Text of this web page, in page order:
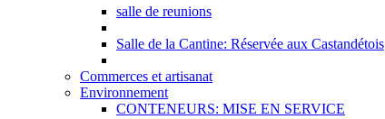
salle de reunions
Salle de la Cantine: Réservée aux Castandétois
Commerces et artisanat
Environnement
CONTENEURS: MISE EN SERVICE